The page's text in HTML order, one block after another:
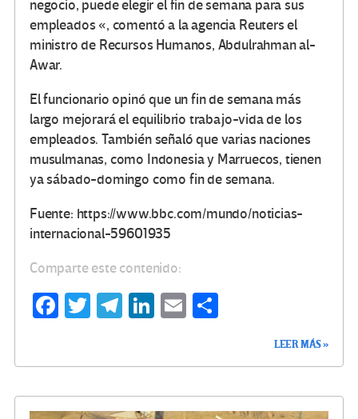
negocio, puede elegir el fin de semana para sus
empleados «, comentó a la agencia Reuters el
ministro de Recursos Humanos, Abdulrahman al-
Awar.
El funcionario opinó que un fin de semana más
largo mejorará el equilibrio trabajo-vida de los
empleados. También señaló que varias naciones
musulmanas, como Indonesia y Marruecos, tienen
ya sábado-domingo como fin de semana.
Fuente: https://www.bbc.com/mundo/noticias-
internacional-59601935
Comparte este contenido:
Fa
o
T
Te
m
Li
n
E
ar
LEER MÁS »